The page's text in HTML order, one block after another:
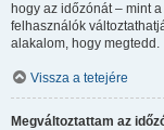
hogy az időzónát – mint
felhasználók
alakalom, hogy megtedd.
Vissza a tetejére
Megváltoztattam az